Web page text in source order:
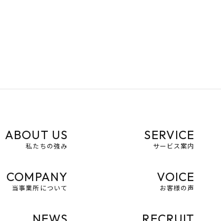
ABOUT US
私たちの強み
SERVICE
サービス案内
COMPANY
当事業所について
VOICE
お客様の声